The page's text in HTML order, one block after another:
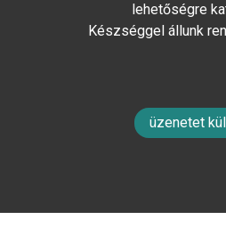
lehetőségre
Készséggel állunk
üzenetet